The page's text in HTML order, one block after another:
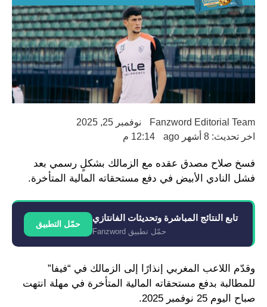
Fanzword Editorial Team
نوفمبر 25, 2025
اخر تحديث: 8 أشهر ago
12:14 م
فسخ صلاح مصدق عقده مع الزمالك بشكلٍ رسمي بعد
فشل النادي الأبيض في دفع مستحقاته المالية المتأخرة.
تابع النتائج المباشرة وتحديثات الفانتازي
حمّل تطبيق Fanzword
حمّل التطبيق
وقدّم اللاعب المغربي إنذارًا إلى الزمالك في “فيفا”
للمطالبة بدفع مستحقاته المالية المتأخرة في مهلة انتهت
صباح اليوم 25 نوفمبر 2025.